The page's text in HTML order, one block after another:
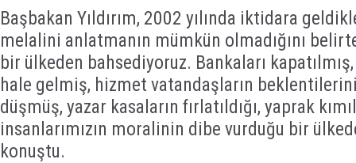
Başbakan Yıldırım, 2002 yılında iktidara
melalini anlatmanın mümkün olmadığını
bir ülkeden bahsediyoruz. Bankaları
hale gelmiş, hizmet vatandaşların
düşmüş, yazar kasaların fırlatıldığı, yaprak
insanlarımızın moralinin dibe vurduğu bir
konuştu.